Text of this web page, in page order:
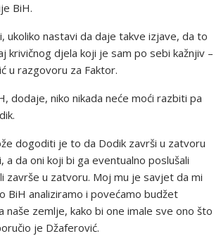
BiH.
ukoliko nastavi da daje takve izjave, da to
krivičnog djela koji je sam po sebi kažnjiv –
u razgovoru za Faktor.
dodaje, niko nikada neće moći razbiti pa
dogoditi je to da Dodik završi u zatvoru
da oni koji bi ga eventualno poslušali
završe u zatvoru. Moj mu je savjet da mi
BiH analiziramo i povećamo budžet
naše zemlje, kako bi one imale sve ono što
je Džaferović.